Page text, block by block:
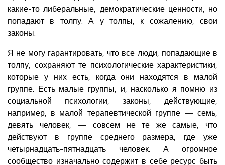
какие-то либеральные, демократические ценности, но
попадают в толпу. А у толпы, к сожалению, свои
законы.
Я не могу гарантировать, что все люди, попадающие в
толпу, сохраняют те психологические характеристики,
которые у них есть, когда они находятся в малой
группе. Есть малые группы, и, насколько я помню из
социальной психологии, законы, действующие,
например, в малой терапевтической группе — семь,
девять человек, — совсем не те же самые, что
действуют в группе среднего размера, где уже
четырнадцать-пятнадцать человек. А огромное
сообщество изначально содержит в себе ресурс быть